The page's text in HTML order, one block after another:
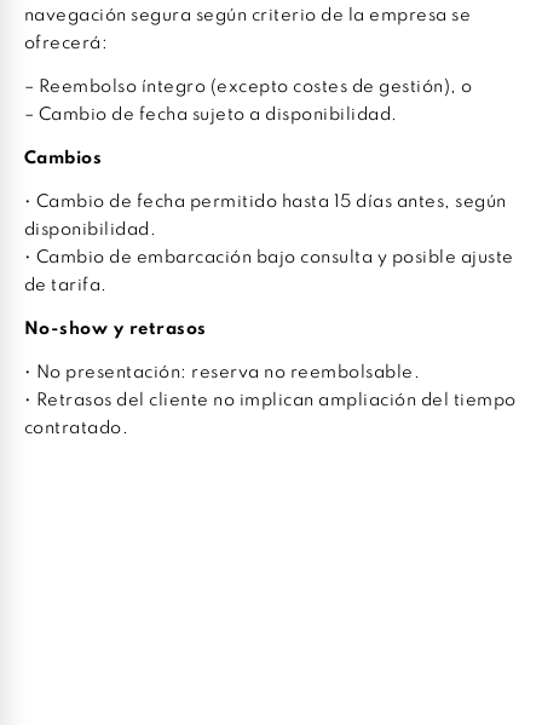
navegación segura según criterio de la empresa se
ofrecerá:
– Reembolso íntegro (excepto costes de gestión), o
– Cambio de fecha sujeto a disponibilidad.
Cambios
• Cambio de fecha permitido hasta 15 días antes, según
disponibilidad.
• Cambio de embarcación bajo consulta y posible ajuste
de tarifa.
No-show y retrasos
• No presentación: reserva no reembolsable.
• Retrasos del cliente no implican ampliación del tiempo
contratado.